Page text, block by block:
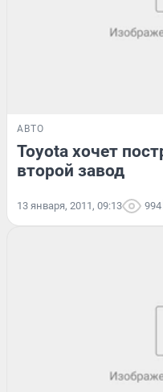
АВТО
Toyota хочет
второй завод
13 января, 2011, 09:13 994